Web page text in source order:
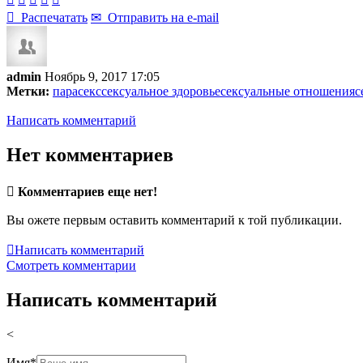
 Распечатать ✉ Отправить на e-mail
admin Ноябрь 9, 2017 17:05
Метки: парасекссексуальное здоровьесексуальные отношения
Написать комментарий
Нет комментариев
 Комментариев еще нет!
Вы ожете первым оставить комментарий к той публикации.
Написать комментарий
Смотреть комментарии
Написать комментарий
<